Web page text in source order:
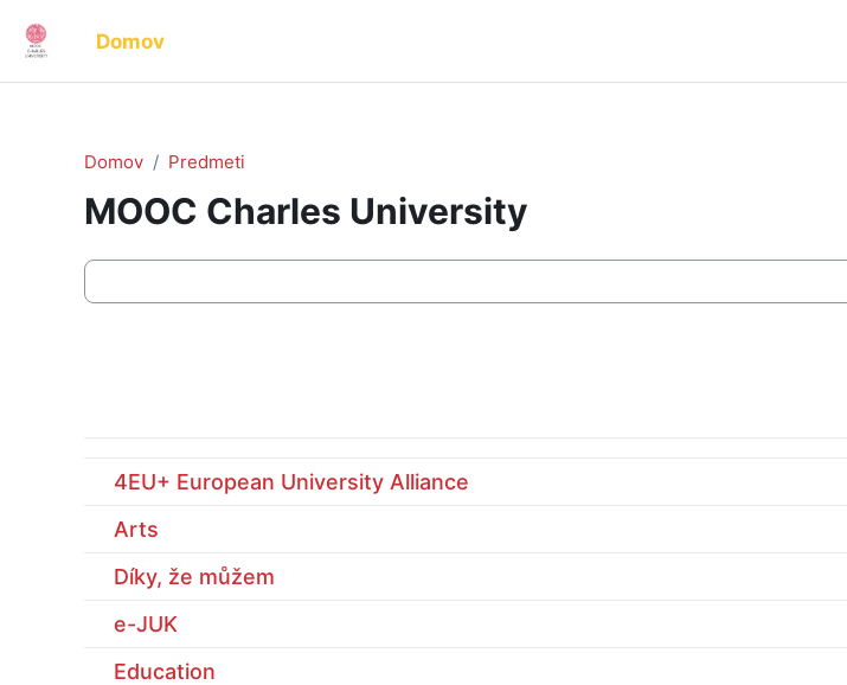
Domov
Domov Predmeti
MOOC Charles University
Kategorije predmetov
4EU+ European University Alliance
Arts
Díky, že můžem
e-JUK
Education